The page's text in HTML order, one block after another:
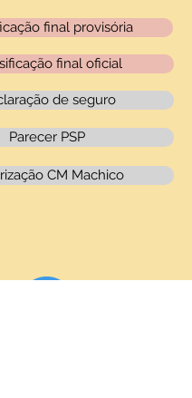
final provisória
final oficial
de seguro
Parecer PSP
CM Machico